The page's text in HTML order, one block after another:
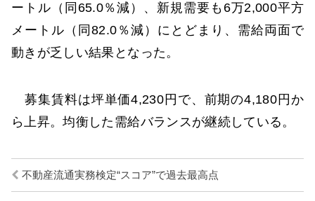
ートル（同65.0％減）、新規需要も6万2,000平方
メートル（同82.0％減）にとどまり、需給両面で
動きが乏しい結果となった。
募集賃料は坪単価4,230円で、前期の4,180円か
ら上昇。均衡した需給バランスが継続している。
不動産流通実務検定“スコア”で過去最高点